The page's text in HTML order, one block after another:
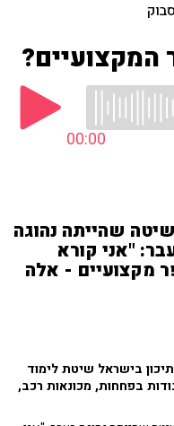
המקצועיים?
00:00
שהייתה נהוגה
"אני קורא
מקצועיים - אלה
בישראל שיטת לימוד
בפחחות, מכונאות רכב,